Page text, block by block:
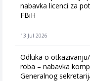
nabavka licenci za
FBiH
13 Jul 2026
Odluka o
roba – nabavka
Generalnog